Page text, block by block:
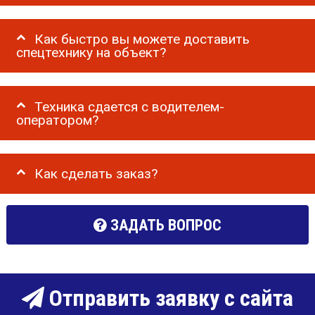
Как быстро вы можете доставить
спецтехнику на объект?
Техника сдается с водителем-
оператором?
Как сделать заказ?
ЗАДАТЬ ВОПРОС
Отправить заявку с сайта